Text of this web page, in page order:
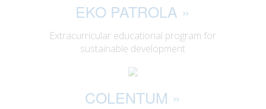
EKO PATROLA »
Extracurricular educational program for
sustainable development
COLENTUM »